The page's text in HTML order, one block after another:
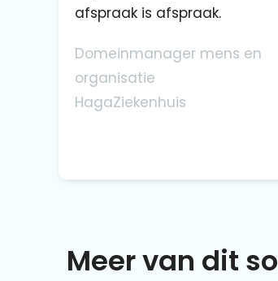
afspraak is afspraak.
Domeinmanager mens en
organisatie
HagaZiekenhuis
Meer van dit